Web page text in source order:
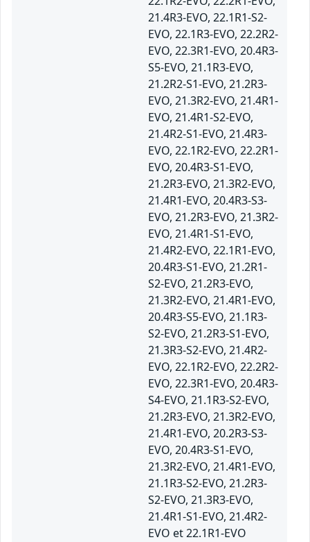
21.4R3-EVO, 22.1R1-S2-
EVO, 22.1R3-EVO, 22.2R2-
EVO, 22.3R1-EVO, 20.4R3-
S5-EVO, 21.1R3-EVO,
21.2R2-S1-EVO, 21.2R3-
EVO, 21.3R2-EVO, 21.4R1-
EVO, 21.4R1-S2-EVO,
21.4R2-S1-EVO, 21.4R3-
EVO, 22.1R2-EVO, 22.2R1-
EVO, 20.4R3-S1-EVO,
21.2R3-EVO, 21.3R2-EVO,
21.4R1-EVO, 20.4R3-S3-
EVO, 21.2R3-EVO, 21.3R2-
EVO, 21.4R1-S1-EVO,
21.4R2-EVO, 22.1R1-EVO,
20.4R3-S1-EVO, 21.2R1-
S2-EVO, 21.2R3-EVO,
21.3R2-EVO, 21.4R1-EVO,
20.4R3-S5-EVO, 21.1R3-
S2-EVO, 21.2R3-S1-EVO,
21.3R3-S2-EVO, 21.4R2-
EVO, 22.1R2-EVO, 22.2R2-
EVO, 22.3R1-EVO, 20.4R3-
S4-EVO, 21.1R3-S2-EVO,
21.2R3-EVO, 21.3R2-EVO,
21.4R1-EVO, 20.2R3-S3-
EVO, 20.4R3-S1-EVO,
21.3R2-EVO, 21.4R1-EVO,
21.1R3-S2-EVO, 21.2R3-
S2-EVO, 21.3R3-EVO,
21.4R1-S1-EVO, 21.4R2-
EVO et 22.1R1-EVO